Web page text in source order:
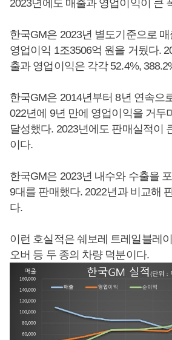
2023년에도 매출과 영업이익이 큰
한국GM은 2023년 별도기준으로
영업이익 1조3506억 원을 거뒀다.
출과 영업이익은 각각 52.4%,
한국GM은 2014년부터 8년 연속으
022년에 9년 만에 영업이익을 거두
달성했다. 2023년에도 판매실적이
이다.
한국GM은 2023년 내수와 수출을
9대를 판매했다. 2022년과 비교해
다.
이런 호실적은 쉐보레 트레일블레
오버 등 두 종의 차량 덕분이다.